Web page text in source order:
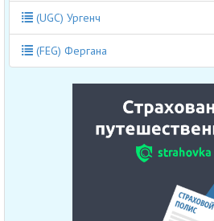
(UGC) Ургенч
(FEG) Фергана